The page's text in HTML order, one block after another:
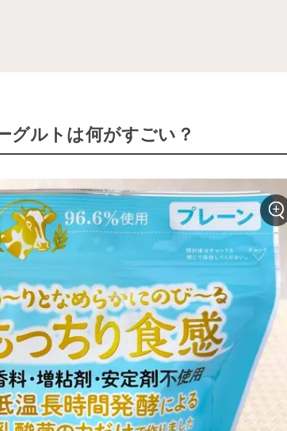
グルトは何がすごい？